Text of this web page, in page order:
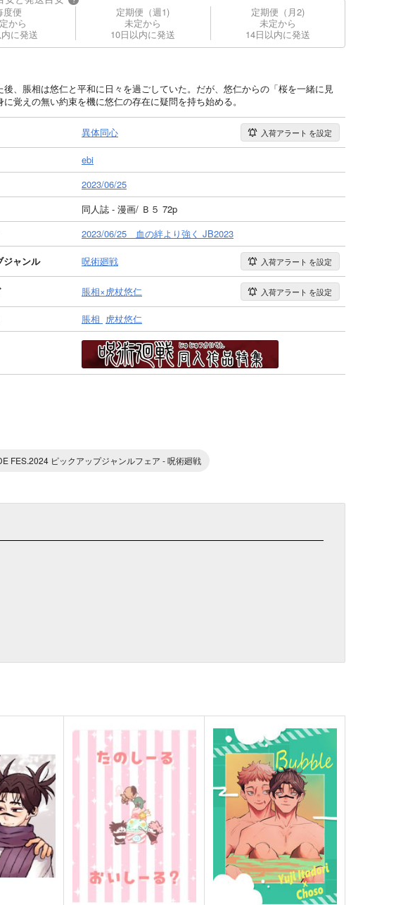
度便
から
に発送
定期便（週1)
未定から
10日以内に発送
定期便（月2)
未定から
14日以内に発送
後、脹相は悠仁と平和に日々を過ごしていた。だが、悠仁からの「桜を一緒に見
覚えの無い約束を機に悠仁の存在に疑問を持ち始める。
異体同心 入荷アラート を設定
ebi
2023/06/25
同人誌 - 漫画/ Ｂ５ 72p
2023/06/25 血の絆より強く JB2023
ジャンル 呪術廻戦 入荷アラート を設定
脹相×虎杖悠仁 入荷アラート を設定
脹相 虎杖悠仁
FES.2024 ピックアップジャンルフェア - 呪術廻戦